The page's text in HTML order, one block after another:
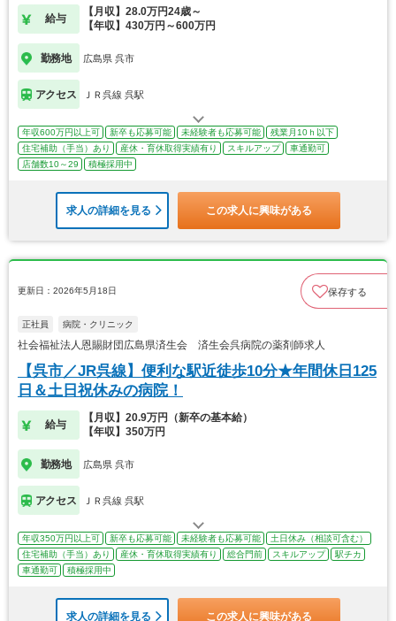
給与
【月収】28.0万円24歳～
【年収】430万円～600万円
勤務地 広島県 呉市
アクセス ＪＲ呉線 呉駅
年収600万円以上可 新卒も応募可能 未経験者も応募可能
残業月10ｈ以下
住宅補助（手当）あり
産休・育休取得実績有り スキルアップ
車通勤可
店舗数10～29
積極採用中
求人の詳細を見る この求人に興味がある
更新日：2026年5月18日 保存する
正社員 病院・クリニック
社会福祉法人恩賜財団広島県済生会 済生会呉病院の薬剤師求人
【呉市／JR呉線】便利な駅近徒歩10分★年間休日125
日＆土日祝休みの病院！
給与
【月収】20.9万円（新卒の基本給）
【年収】350万円
勤務地 広島県 呉市
アクセス ＪＲ呉線 呉駅
年収350万円以上可 新卒も応募可能 未経験者も応募可能
土日休み（相談可含む）
住宅補助（手当）あり
産休・育休取得実績有り 総合門前 スキルアップ
駅チカ
車通勤可
積極採用中
求人の詳細を見る この求人に興味がある